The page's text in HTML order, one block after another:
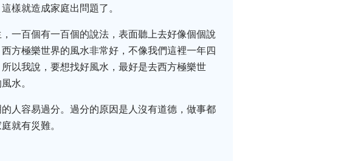
樣就造成家庭出問題了。
一百個有一百個的說法，表面聽上去好像個個說
方極樂世界的風水非常好，不像我們這裡一年四
以我說，要想找好風水，最好是去西方極樂世
水。
人容易過分。過分的原因是人沒有道德，做事都
就有災難。